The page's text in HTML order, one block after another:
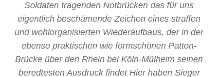
Soldaten tragenden Notbrücken das für uns
eigentlich beschämende Zeichen eines straffen
und wohlorganisierten Wiederaufbaus, der in der
ebenso praktischen wie formschönen Patton-
Brücke über den Rhein bei Köln-Mülheim seinen
beredtesten Ausdruck findet Hier haben Sieger